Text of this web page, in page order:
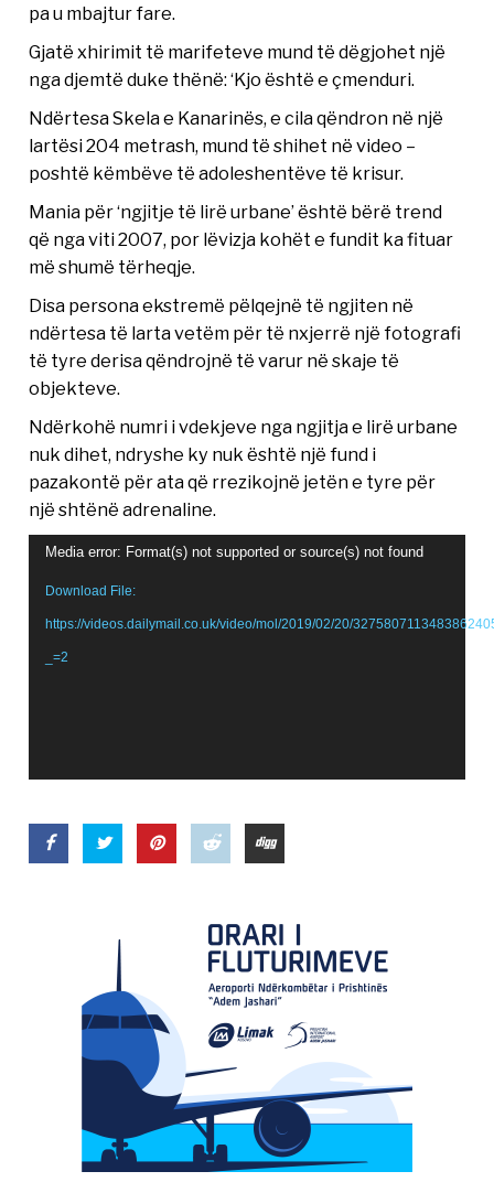
pa u mbajtur fare.
Gjatë xhirimit të marifeteve mund të dëgjohet një
nga djemtë duke thënë: ‘Kjo është e çmenduri.
Ndërtesa Skela e Kanarinës, e cila qëndron në një
lartësi 204 metrash, mund të shihet në video –
poshtë këmbëve të adoleshentëve të krisur.
Mania për ‘ngjitje të lirë urbane’ është bërë trend
që nga viti 2007, por lëvizja kohët e fundit ka fituar
më shumë tërheqje.
Disa persona ekstremë pëlqejnë të ngjiten në
ndërtesa të larta vetëm për të nxjerrë një fotografi
të tyre derisa qëndrojnë të varur në skaje të
objekteve.
Ndërkohë numri i vdekjeve nga ngjitja e lirë urbane
nuk dihet, ndryshe ky nuk është një fund i
pazakontë për ata që rrezikojnë jetën e tyre për
një shtënë adrenaline.
Video
Player
Media error: Format(s) not supported or source(s) not found
Download File:
https://videos.dailymail.co.uk/video/mol/2019/02/20/
_=2